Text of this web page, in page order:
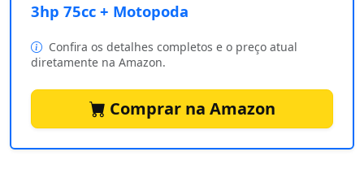
3hp 75cc + Motopoda
Confira os detalhes completos e o preço atual
diretamente na Amazon.
Comprar na Amazon